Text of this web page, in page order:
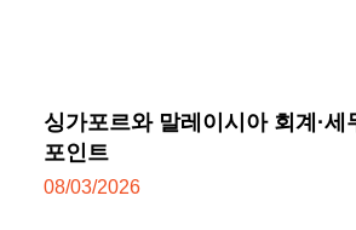
싱가포르와 말레이시아 회계·세
포인트
08/03/2026